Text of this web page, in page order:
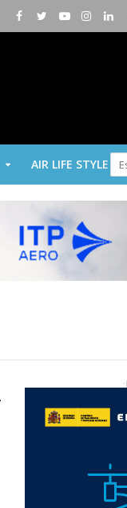
AIR LIFE STYLE